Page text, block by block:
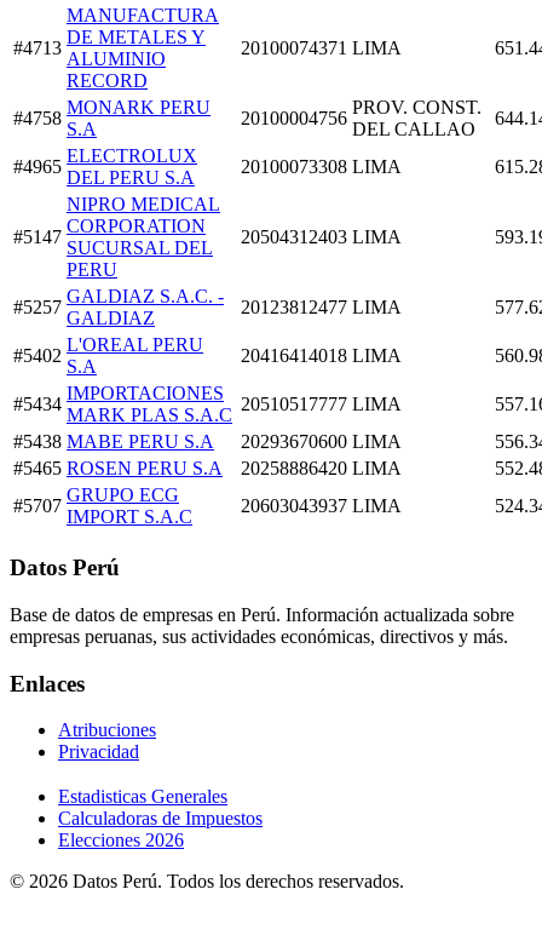
#4713
MANUFACTURA
DE METALES Y
ALUMINIO
RECORD
20100074371 LIMA
#4758
MONARK PERU
S.A
20100004756
PROV. CONST.
DEL CALLAO
#4965
ELECTROLUX
DEL PERU S.A
20100073308 LIMA
#5147
NIPRO MEDICAL
CORPORATION
SUCURSAL DEL
PERU
20504312403 LIMA
#5257
GALDIAZ S.A.C. -
GALDIAZ
20123812477 LIMA
#5402
L'OREAL PERU
S.A
20416414018 LIMA
#5434
IMPORTACIONES
MARK PLAS S.A.C
20510517777 LIMA
#5438 MABE PERU S.A 20293670600 LIMA
#5465 ROSEN PERU S.A 20258886420 LIMA
#5707
GRUPO ECG
IMPORT S.A.C
20603043937 LIMA
Datos Perú
Base de datos de empresas en Perú. Información actualizada sobre
empresas peruanas, sus actividades económicas, directivos y más.
Enlaces
Atribuciones
Privacidad
Estadisticas Generales
Calculadoras de Impuestos
Elecciones 2026
© 2026 Datos Perú. Todos los derechos reservados.